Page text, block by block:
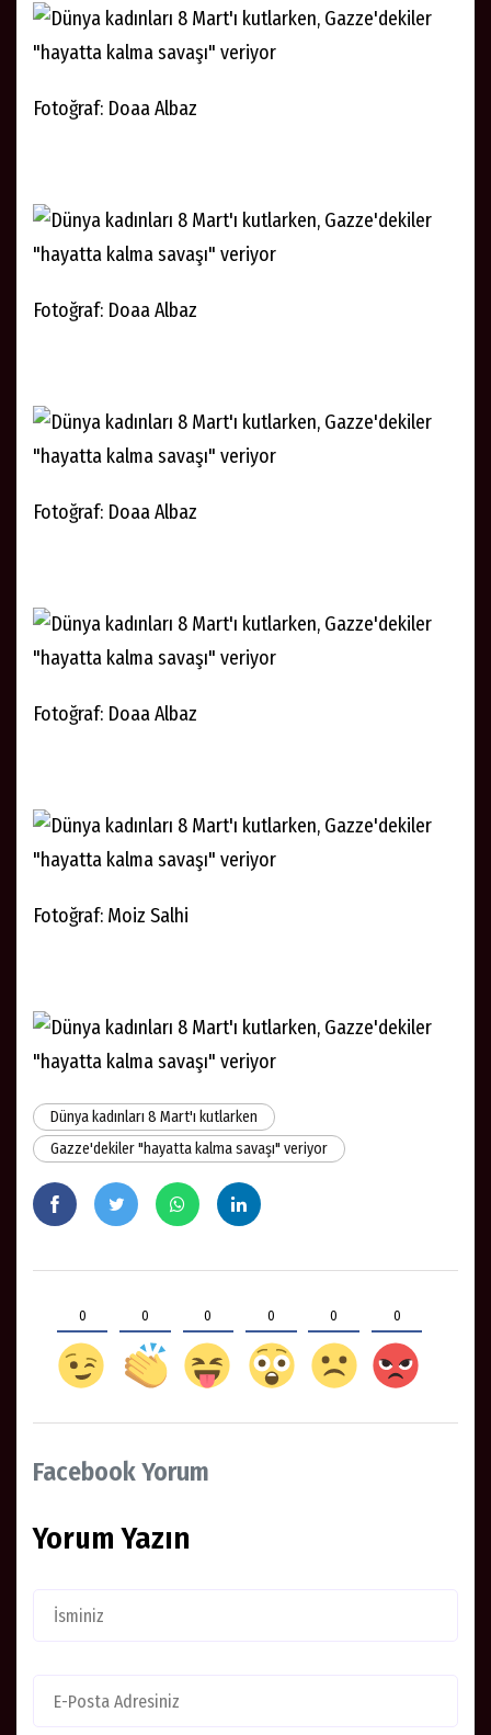
Fotoğraf: Doaa Albaz
Fotoğraf: Doaa Albaz
Fotoğraf: Doaa Albaz
Fotoğraf: Doaa Albaz
Fotoğraf: Moiz Salhi
Dünya kadınları 8 Mart'ı kutlarken
Gazze'dekiler "hayatta kalma savaşı" veriyor
0 0 0 0 0 0
Facebook Yorum
Yorum Yazın